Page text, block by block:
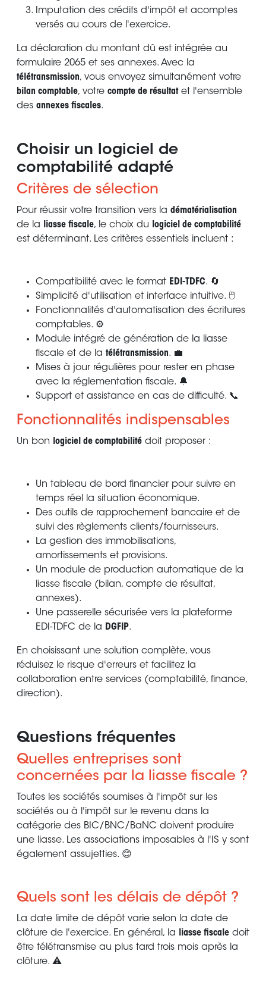
Imputation des crédits d'impôt et acomptes
versés au cours de l'exercice.
La déclaration du montant dû est intégrée au
formulaire 2065 et ses annexes. Avec la
télétransmission, vous envoyez simultanément votre
bilan comptable, votre compte de résultatet l'ensemble
des annexes fiscales.
Choisir un logiciel de
comptabilité adapté
Critères de sélection
Pour réussir votre transition vers la dématérialisation
de la
liasse fiscale, le choix du
logiciel de comptabilité
est déterminant. Les critères essentiels incluent :
Compatibilité avec le format EDI-TDFC. 🔄
Simplicité d'utilisation et interface intuitive. 🖱️
Fonctionnalités d'automatisation des écritures
comptables. ⚙️
Module intégré de génération de la liasse
fiscale et de la télétransmission. 💼
Mises à jour régulières pour rester en phase
avec la réglementation fiscale. 🔔
Support et assistance en cas de difficulté. 📞
Fonctionnalités indispensables
Un bon logiciel de comptabilité doit proposer :
Un tableau de bord financier pour suivre en
temps réel la situation économique.
Des outils de rapprochement bancaire et de
suivi des règlements clients/fournisseurs.
La gestion des immobilisations,
amortissements et provisions.
Un module de production automatique de la
liasse fiscale (bilan, compte de résultat,
annexes).
Une passerelle sécurisée vers la plateforme
EDI-TDFC de la DGFIP.
En choisissant une solution complète, vous
réduisez le risque d'erreurs et facilitez la
collaboration entre services (comptabilité, finance,
direction).
Questions fréquentes
Quelles entreprises sont
concernées par la liasse fiscale ?
Toutes les sociétés soumises à l'impôt sur les
sociétés ou à l'impôt sur le revenu dans la
catégorie des BIC/BNC/BaNC doivent produire
une liasse. Les associations imposables à l'IS y sont
également assujetties. 😊
Quels sont les délais de dépôt ?
La date limite de dépôt varie selon la date de
clôture de l'exercice. En général, la
liasse fiscale doit
être télétransmise au plus tard trois mois après la
clôture. ⚠️